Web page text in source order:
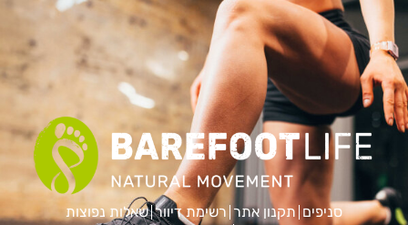
סניפים תקנון אתר רשימת דיוור שאלות נפוצות